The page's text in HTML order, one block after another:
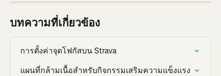
บทความที่เกี่ยวข้อง
การตั้งค่าจุดโฟกัสบน Strava
แผนที่กล้ามเนื้อสำหรับกิจกรรมเสริมความแข็งแรง